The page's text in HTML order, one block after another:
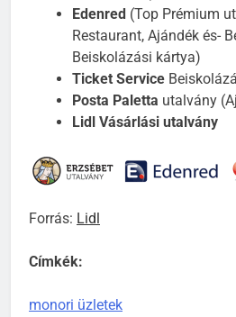
Edenred (Top Prémium
Restaurant, Ajándék és-
Beiskolázási kártya)
Ticket Service
Posta Paletta utalvány
Lidl Vásárlási utalvány
Forrás: Lidl
Címkék:
monori üzletek